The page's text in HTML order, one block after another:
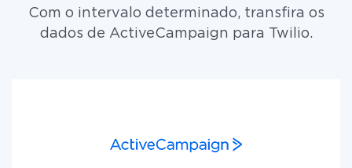
Com o intervalo determinado, transfira os
dados de ActiveCampaign para Twilio.